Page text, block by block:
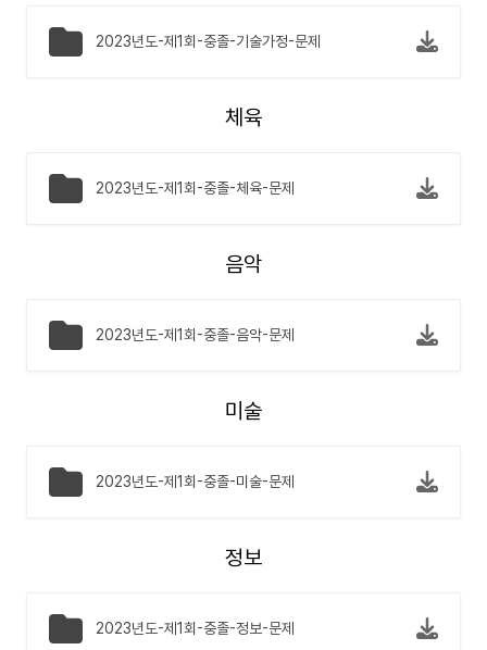
2023년도-제1회-중졸-기술가정-문제
체육
2023년도-제1회-중졸-체육-문제
음악
2023년도-제1회-중졸-음악-문제
미술
2023년도-제1회-중졸-미술-문제
정보
2023년도-제1회-중졸-정보-문제